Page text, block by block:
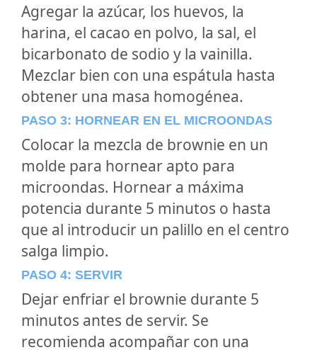
Agregar la azúcar, los huevos, la
harina, el cacao en polvo, la sal, el
bicarbonato de sodio y la vainilla.
Mezclar bien con una espátula hasta
obtener una masa homogénea.
PASO 3: HORNEAR EN EL MICROONDAS
Colocar la mezcla de brownie en un
molde para hornear apto para
microondas. Hornear a máxima
potencia durante 5 minutos o hasta
que al introducir un palillo en el centro
salga limpio.
PASO 4: SERVIR
Dejar enfriar el brownie durante 5
minutos antes de servir. Se
recomienda acompañar con una